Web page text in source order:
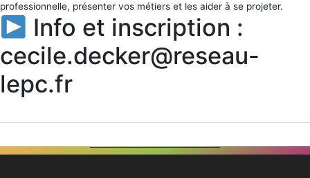
professionnelle, présenter vos métiers et les aider à se projeter.
Info et inscription :
cecile.decker@reseau-
lepc.fr